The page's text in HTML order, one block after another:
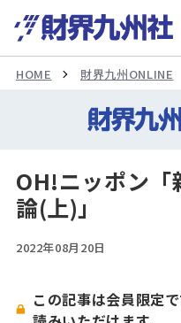
HOME 財界九州ONLINE
OH!ニッポン「
論(上)」
2022年08月20日
この記事は会員限定で